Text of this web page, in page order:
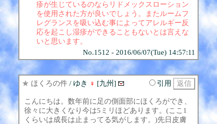
疹が生じているのならリドメックスローション
を使用された方が良いでしょう。またルームフ
レグランスを吸い込む事によってアレルギー反
応を起こし湿疹ができることもないとは言えな
いと思います。
No.1512 - 2016/06/07(Tue) 14:57:11
★ ほくろの件 / ゆき ♀ [九州] 引用
こんにちは。数年前に足の側面部にほくろができ、
徐々に大きくなり今は5ミリほどあります。(ここ1
くらいは成長は止まってる気がします。)先日皮膚